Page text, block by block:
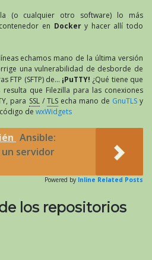
(o cualquier otro software) lo más
en Dockery hacer allí todo
echamos mano de la última versión
una vulnerabilidad de desborde de
FTP (SFTP) de… ¡PuTTY! ¿Qué tiene que
que Filezilla para las conexiones
para SSL/ TLSecha mano de GnuTLSy
de wxWidgets
Ansible:
servidor
Powered by Inline Related Posts
los repositorios